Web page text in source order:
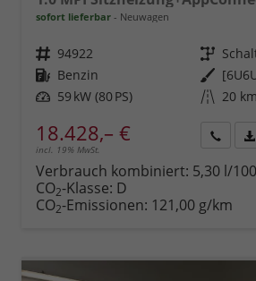
sofort lieferbar Neuwagen
Fahrzeugnr. 94922 Getriebe
Kraftstoff Benzin Außenfarbe
Leistung 59 kW (80 PS) Kilometerstand 20 km
18.428,– €
incl. 19% MwSt.
Verbrauch kombiniert: 5,30 l/
CO2-Klasse: D
CO2-Emissionen: 121,00 g/km